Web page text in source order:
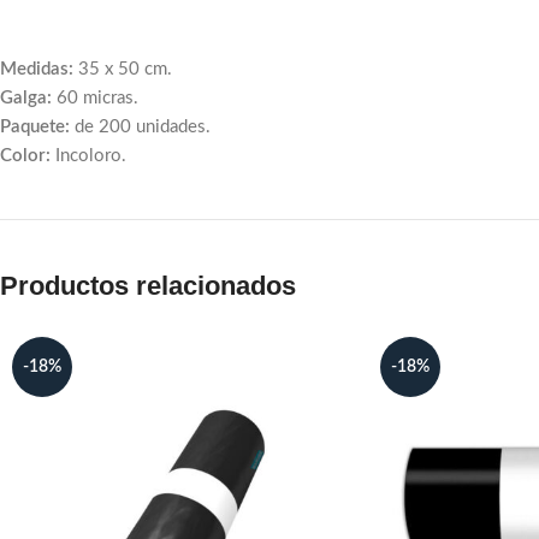
Medidas: 35 x 50 cm.
Galga: 60 micras.
Paquete: de 200 unidades.
Color: Incoloro.
Productos relacionados
-18% -18%